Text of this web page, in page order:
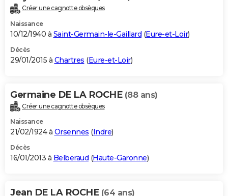
Créer une cagnotte obsèques
Naissance
10/12/1940 à Saint-Germain-le-Gaillard (Eure-et-Loir)
Décès
29/01/2015 à Chartres (Eure-et-Loir)
Germaine DE LA ROCHE (88 ans)
Créer une cagnotte obsèques
Naissance
21/02/1924 à Orsennes (Indre)
Décès
16/01/2013 à Belberaud (Haute-Garonne)
Jean DE LA ROCHE (64 ans)